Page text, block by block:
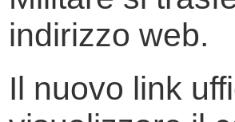
indirizzo web.
Il nuovo link